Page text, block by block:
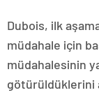
Dubois, ilk
müdahale için
müdahalesinin
götürüldüklerini